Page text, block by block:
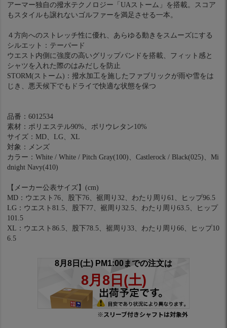
アーマー独自の撥水テクノロジー「UAストーム」を搭載。スコア
もスタイルも譲れないゴルファーを満足させる一本。
４方向へのストレッチ性に優れ、あらゆる動きをスムーズにする
シルエット：テーパード
ウエスト内側に強度の高いグリップバンドを搭載、フィット感と
シャツを入れた際のはみだしを防止
STORM(ストーム)：撥水加工を施したファブリックが雨や雪をは
じき、悪天候下でもドライで快適な状態を保つ
品番：6012534
素材：ポリエステル90%、ポリウレタン10%
サイズ：MD、LG、XL
対象：メンズ
カラー：White / White / Pitch Gray(100)、Castlerock / Black(025)、Mi
dnight Navy(410)
【メーカー公表サイズ】(cm)
MD：ウエスト76、股下76、裾周り32、わたり周り61、ヒップ96.5
LG：ウエスト81.5、股下77、裾周り32.5、わたり周り63.5、ヒップ
101.5
XL：ウエスト86.5、股下78.5、裾周り33、わたり周り66、ヒップ10
6.5
※スリーブ付きシャフトは対象外